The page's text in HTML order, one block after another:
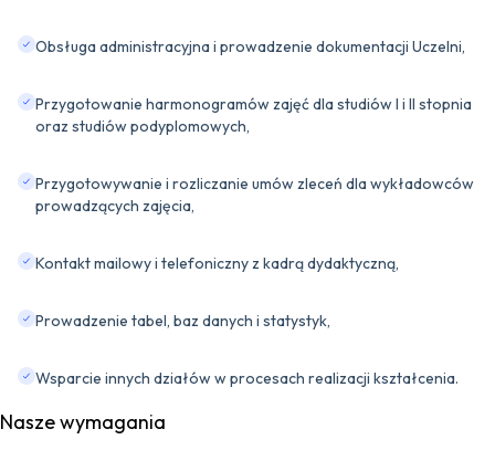
Obsługa administracyjna i prowadzenie dokumentacji Uczelni,
Przygotowanie harmonogramów zajęć dla studiów I i II stopnia
oraz studiów podyplomowych,
Przygotowywanie i rozliczanie umów zleceń dla wykładowców
prowadzących zajęcia,
Kontakt mailowy i telefoniczny z kadrą dydaktyczną,
Prowadzenie tabel, baz danych i statystyk,
Wsparcie innych działów w procesach realizacji kształcenia.
Nasze wymagania